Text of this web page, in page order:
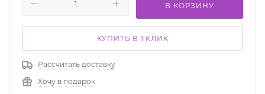
В КОРЗИНУ
КУПИТЬ В 1 КЛИК
Рассчитать доставку
Хочу в подарок